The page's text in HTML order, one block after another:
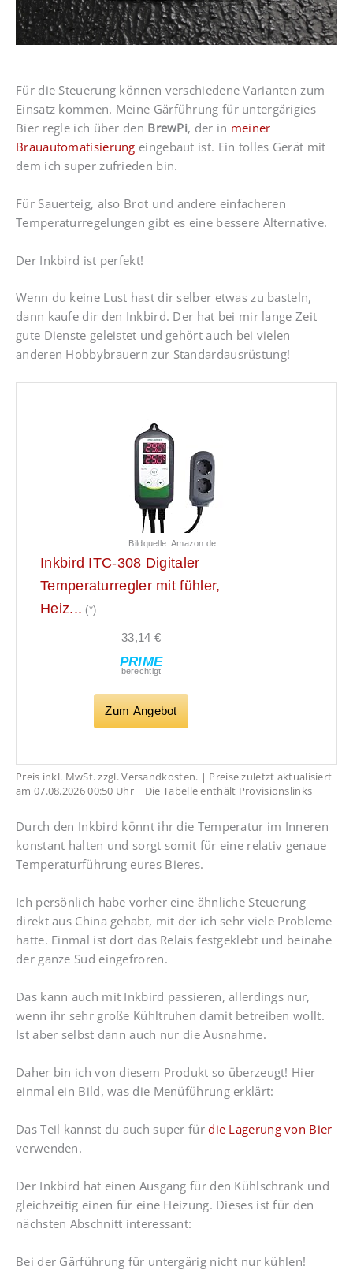
Für die Steuerung können verschiedene Varianten zum
Einsatz kommen. Meine Gärführung für untergärigies
Bier regle ich über den BrewPi, der in meiner
Brauautomatisierung eingebaut ist. Ein tolles Gerät mit
dem ich super zufrieden bin.
Für Sauerteig, also Brot und andere einfacheren
Temperaturregelungen gibt es eine bessere Alternative.
Der Inkbird ist perfekt!
Wenn du keine Lust hast dir selber etwas zu basteln,
dann kaufe dir den Inkbird. Der hat bei mir lange Zeit
gute Dienste geleistet und gehört auch bei vielen
anderen Hobbybrauern zur Standardausrüstung!
Bildquelle: Amazon.de
Inkbird ITC-308 Digitaler
Temperaturregler mit fühler,
Heiz... (*)
33,14 €
PRIME
berechtigt
Zum Angebot
Preis inkl. MwSt. zzgl. Versandkosten. | Preise zuletzt aktualisiert
am 07.08.2026 00:50 Uhr | Die Tabelle enthält Provisionslinks
Durch den Inkbird könnt ihr die Temperatur im Inneren
konstant halten und sorgt somit für eine relativ genaue
Temperaturführung eures Bieres.
Ich persönlich habe vorher eine ähnliche Steuerung
direkt aus China gehabt, mit der ich sehr viele Probleme
hatte. Einmal ist dort das Relais festgeklebt und beinahe
der ganze Sud eingefroren.
Das kann auch mit Inkbird passieren, allerdings nur,
wenn ihr sehr große Kühltruhen damit betreiben wollt.
Ist aber selbst dann auch nur die Ausnahme.
Daher bin ich von diesem Produkt so überzeugt! Hier
einmal ein Bild, was die Menüführung erklärt:
Das Teil kannst du auch super fürdie Lagerung von Bier
verwenden.
Der Inkbird hat einen Ausgang für den Kühlschrank und
gleichzeitig einen für eine Heizung. Dieses ist für den
nächsten Abschnitt interessant:
Bei der Gärführung für untergärig nicht nur kühlen!